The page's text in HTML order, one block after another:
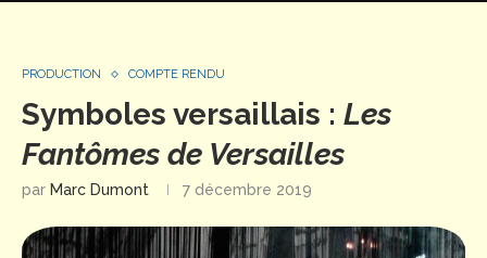
PRODUCTION COMPTE RENDU
Symboles versaillais : Les
Fantômes de Versailles
par Marc Dumont 7 décembre 2019